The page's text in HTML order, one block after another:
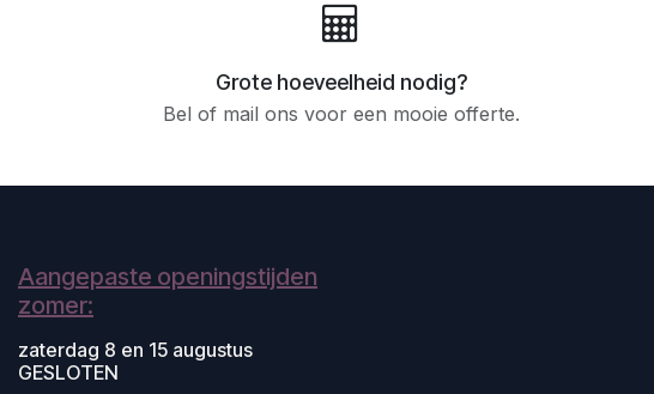
Grote hoeveelheid nodig?
Bel of mail ons voor een mooie offerte.
Aangepaste openingstijden
zomer:
zaterdag 8 en 15 augustus
GESLOTEN